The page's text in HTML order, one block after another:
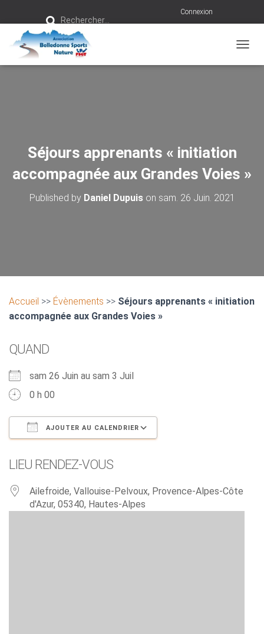
Rechercher…
Connexion
Séjours apprenants « initiation
accompagnée aux Grandes Voies »
Published by Daniel Dupuison sam. 26 Juin. 2021
Accueil >> Évènements >> Séjours apprenants « initiation
accompagnée aux Grandes Voies »
QUAND
sam 26 Juin au sam 3 Juil
0 h 00
AJOUTER AU CALENDRIER
LIEU RENDEZ-VOUS
Ailefroide, Vallouise-Pelvoux, Provence-Alpes-Côte
d'Azur, 05340, Hautes-Alpes